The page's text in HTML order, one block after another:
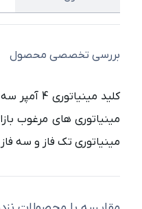
بررسی تخصصی محصول
مینیاتوری های مرغوب
مینیاتوری تک فاز و سه